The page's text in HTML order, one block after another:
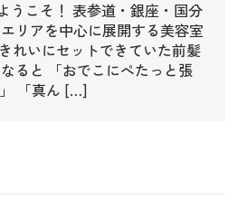
うこそ！ 表参道・銀座・国分
リアを中心に展開する美容室
れいにセットできていた前髪
ると 「おでこにぺたっと張
「真ん […]